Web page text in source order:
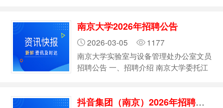
下： 一、招聘岗位 机关驾驶员1名。
二、报名条件 （一）应聘人员应具备以
下条件： 1．具有中华人民共和国国籍，
享有公民的政治权利；拥护中国共产党领
导和社会主义制度，政治立场坚定，优先
南京大学2026年招聘公告
2026-03-05
1177
南京大学实验室与设备管理处办公室文员
招聘公告 一、招聘介绍 南京大学委托江
公室文员 二、岗位职责 1.负责南京大学
抖音集团（南京）2026年招聘公告